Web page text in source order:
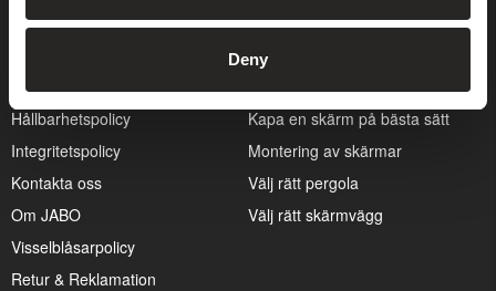
Deny
Kundservice
Hitta återförsäljare
Hållbarhetspolicy
Integritetspolicy
Kontakta oss
Om JABO
Visselblåsarpolicy
Retur & Reklamation
Guider
Att bygga altan
Kapa en skärm på bästa sätt
Montering av skärmar
Välj rätt pergola
Välj rätt skärmvägg